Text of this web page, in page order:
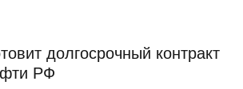
долгосрочный контракт
РФ